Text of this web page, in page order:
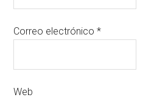
Correo electrónico*
Web